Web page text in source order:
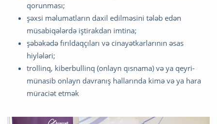
qorunması;
şəxsi məlumatların daxil edilməsini tələb edən
müsabiqələrdə iştirakdan imtina;
şəbəkədə fırıldaqçıları və cinayətkarlarının əsas
hiylələri;
trollinq, kiberbullinq (onlayn qısnama) və ya qeyri-
münasib onlayn davranış hallarında kimə və ya hara
müraciət etmək